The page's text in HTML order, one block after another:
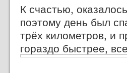
К счастью,
поэтому день был
трёх километров, и
гораздо быстрее,